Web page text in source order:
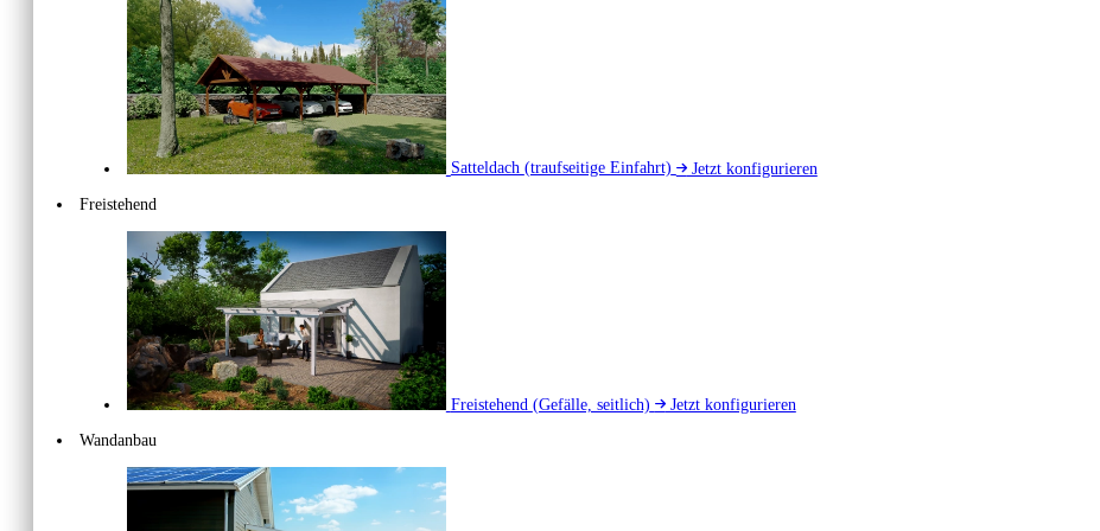
Satteldach (traufseitige Einfahrt)
Jetzt konfigurieren
Freistehend
Freistehend (Gefälle, seitlich)
Jetzt konfigurieren
Wandanbau